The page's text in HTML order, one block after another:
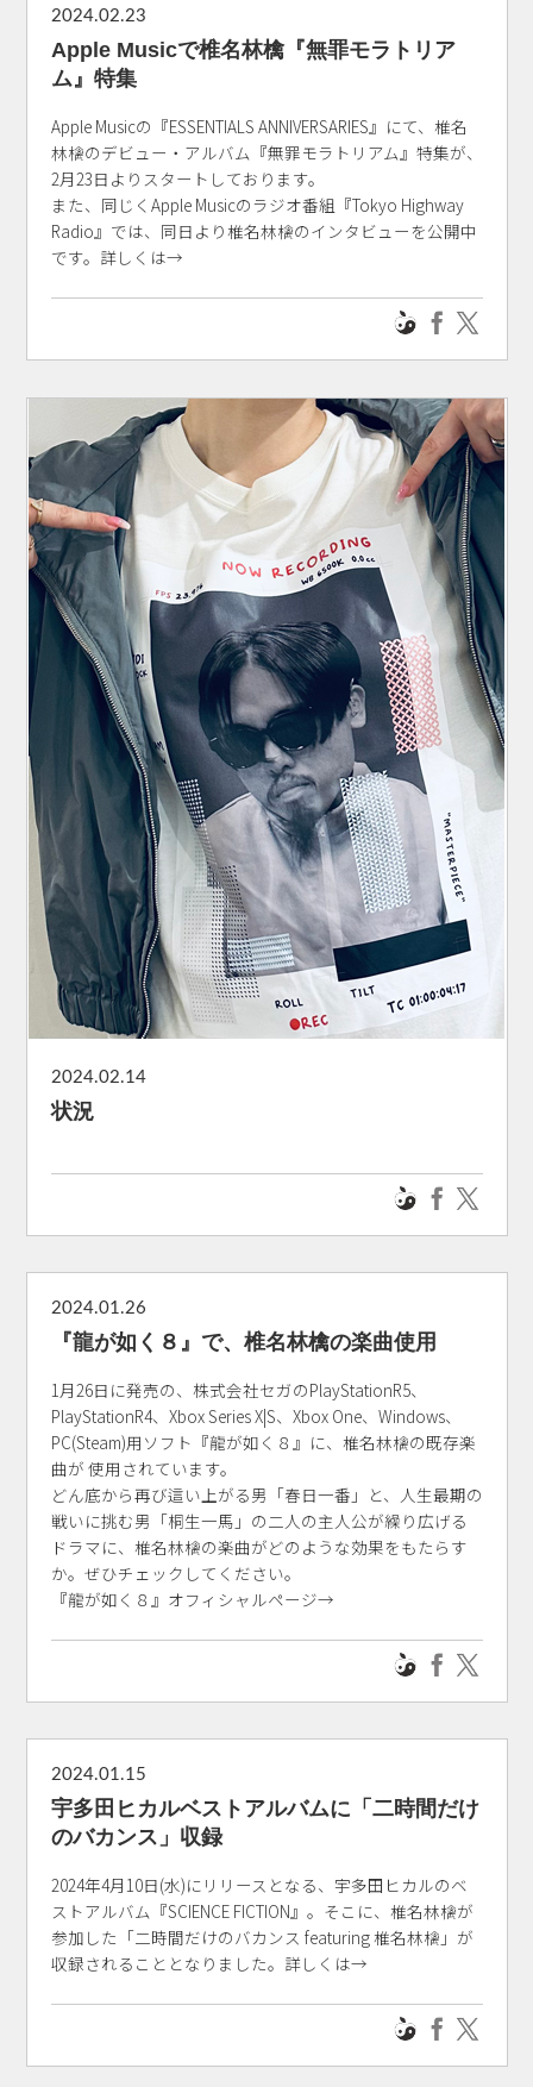
2024.02.23
Apple Musicで椎名林檎『無罪モラトリア
ム』特集
Apple Musicの『ESSENTIALS ANNIVERSARIES』にて、椎名
林檎のデビュー・アルバム『無罪モラトリアム』特集が、
2月23日よりスタートしております。
また、同じくApple Musicのラジオ番組『Tokyo Highway
Radio』では、同日より椎名林檎のインタビューを公開中
です。詳しくは→
2024.02.14
状況
2024.01.26
『龍が如く８』で、椎名林檎の楽曲使用
1月26日に発売の、株式会社セガのPlayStationR5、
PlayStationR4、Xbox Series X|S、Xbox One、Windows、
PC(Steam)用ソフト『龍が如く８』に、椎名林檎の既存楽
曲が 使用されています。
どん底から再び這い上がる男「春日一番」と、人生最期の
戦いに挑む男「桐生一馬」の二人の主人公が繰り広げる
ドラマに、椎名林檎の楽曲がどのような効果をもたらす
か。ぜひチェックしてください。
『龍が如く８』オフィシャルページ→
2024.01.15
宇多田ヒカルベストアルバムに「二時間だけ
のバカンス」収録
2024年4月10日(水)にリリースとなる、宇多田ヒカルのベ
ストアルバム『SCIENCE FICTION』。そこに、椎名林檎が
参加した「二時間だけのバカンス featuring 椎名林檎」が
収録されることとなりました。詳しくは→